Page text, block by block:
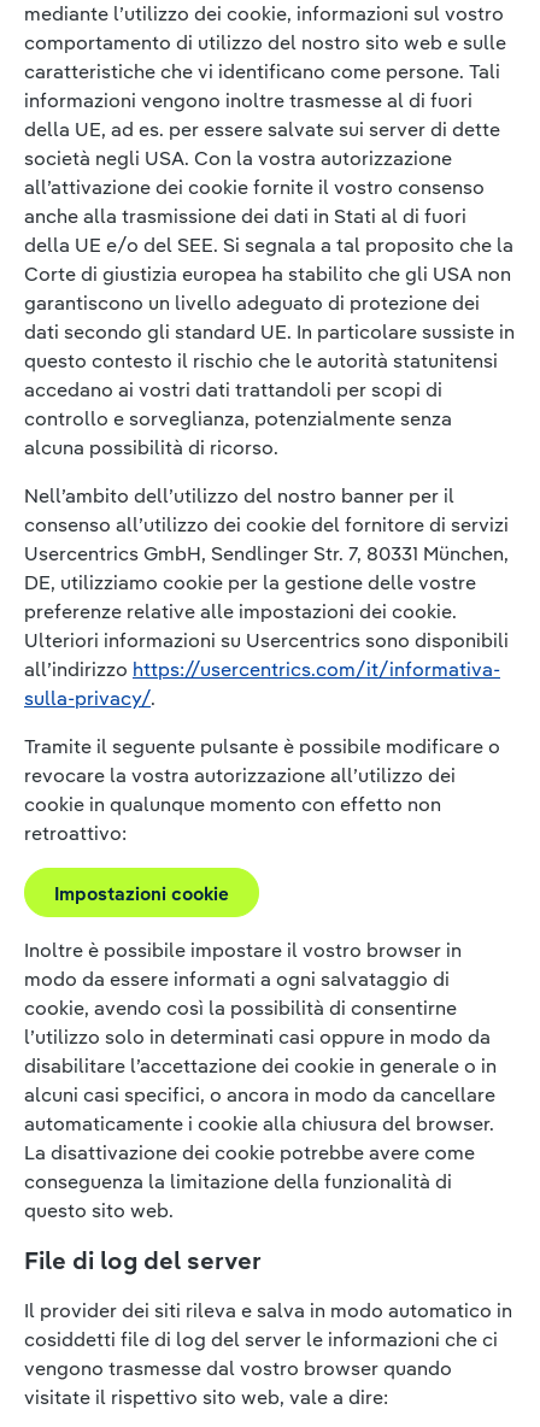
mediante l’utilizzo dei cookie, informazioni sul vostro
comportamento di utilizzo del nostro sito web e sulle
caratteristiche che vi identificano come persone. Tali
informazioni vengono inoltre trasmesse al di fuori
della UE, ad es. per essere salvate sui server di dette
società negli USA. Con la vostra autorizzazione
all’attivazione dei cookie fornite il vostro consenso
anche alla trasmissione dei dati in Stati al di fuori
della UE e/o del SEE. Si segnala a tal proposito che la
Corte di giustizia europea ha stabilito che gli USA non
garantiscono un livello adeguato di protezione dei
dati secondo gli standard UE. In particolare sussiste in
questo contesto il rischio che le autorità statunitensi
accedano ai vostri dati trattandoli per scopi di
controllo e sorveglianza, potenzialmente senza
alcuna possibilità di ricorso.
Nell’ambito dell’utilizzo del nostro banner per il
consenso all’utilizzo dei cookie del fornitore di servizi
Usercentrics GmbH, Sendlinger Str. 7, 80331 München,
DE, utilizziamo cookie per la gestione delle vostre
preferenze relative alle impostazioni dei cookie.
Ulteriori informazioni su Usercentrics sono disponibili
all’indirizzo https://usercentrics.com/it/informativa-
sulla-privacy/.
Tramite il seguente pulsante è possibile modificare o
revocare la vostra autorizzazione all’utilizzo dei
cookie in qualunque momento con effetto non
retroattivo:
Impostazioni cookie
Inoltre è possibile impostare il vostro browser in
modo da essere informati a ogni salvataggio di
cookie, avendo così la possibilità di consentirne
l’utilizzo solo in determinati casi oppure in modo da
disabilitare l’accettazione dei cookie in generale o in
alcuni casi specifici, o ancora in modo da cancellare
automaticamente i cookie alla chiusura del browser.
La disattivazione dei cookie potrebbe avere come
conseguenza la limitazione della funzionalità di
questo sito web.
File di log del server
Il provider dei siti rileva e salva in modo automatico in
cosiddetti file di log del server le informazioni che ci
vengono trasmesse dal vostro browser quando
visitate il rispettivo sito web, vale a dire: